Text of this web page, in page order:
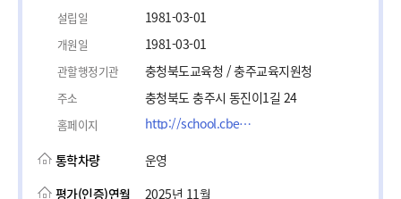
설립일 1981-03-01
개원일 1981-03-01
관할행정기관 충청북도교육청 / 충주교육지원청
주소 충청북도 충주시 동진이1길 24
홈페이지 http://school.cbe.go.kr/suanbo-e
통학차량
운영
평가(인증)연월
2025년 11월